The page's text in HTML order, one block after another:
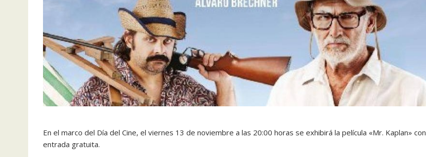
En el marco del Día del Cine, el viernes 13 de noviembre a las 20:00 horas se exhibirá la película «Mr. Kaplan» con
entrada gratuita.